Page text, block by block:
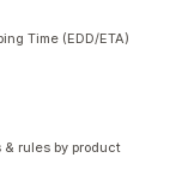
Time (EDD/ETA)
rules by product